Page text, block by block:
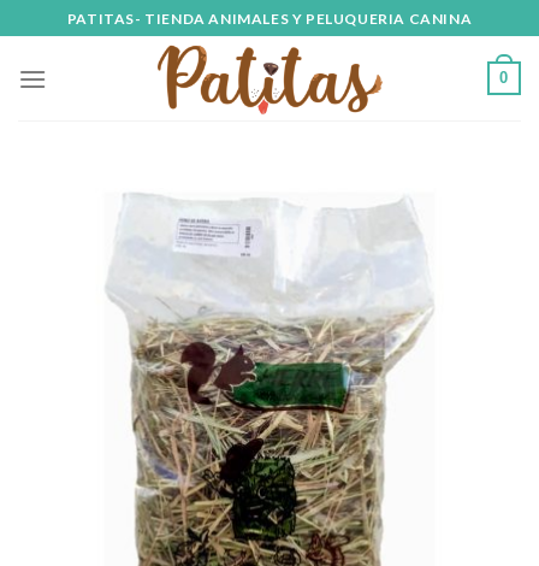
to
content
PATITAS- TIENDA ANIMALES Y PELUQUERIA CANINA
0